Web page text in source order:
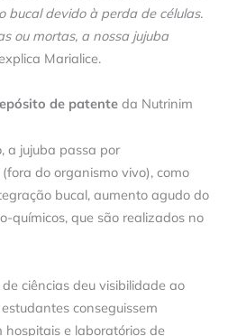
bucal devido à perda de células.
ou mortas, a nossa jujuba
Marialice.
de patente da Nutrinim
a jujuba passa por
do organismo vivo), como
bucal, aumento agudo do
químicos, que são realizados no
ciências deu visibilidade ao
conseguissem
hospitais e laboratórios de